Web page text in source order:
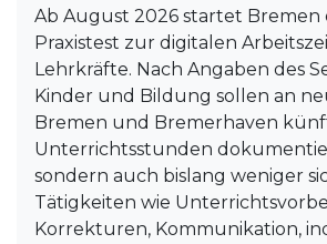
Ab August 2026 startet Bremen
Praxistest zur digitalen
Lehrkräfte. Nach Angaben des
Kinder und Bildung sollen an
Bremen und Bremerhaven
Unterrichtsstunden
sondern auch bislang weniger
Tätigkeiten wie
Korrekturen, Kommunikation,